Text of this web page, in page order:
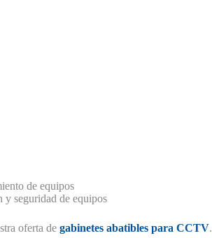
de equipos
y seguridad de equipos
oferta de gabinetes abatibles para CCTV.